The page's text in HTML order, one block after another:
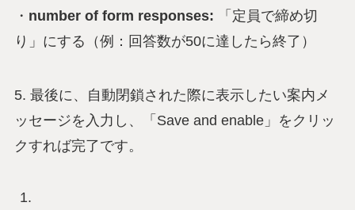
・ number of form responses: 「定員で締め切
り」にする（例：回答数が50に達したら終了）
5. 最後に、自動閉鎖された際に表示したい案内メ
ッセージを入力し、「Save and enable」をクリッ
クすれば完了です。